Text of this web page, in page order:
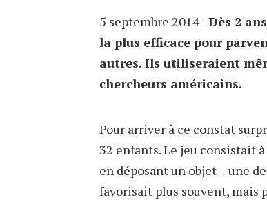
5 septembre 2014 | Dès 2
la plus efficace pour
autres. Ils utiliseraient
chercheurs américains.
Pour arriver à ce constat
32 enfants. Le jeu consistait
en déposant un objet – une
favorisait plus souvent, mais